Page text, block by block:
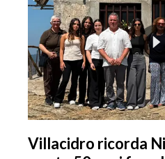
Villacidro ricorda